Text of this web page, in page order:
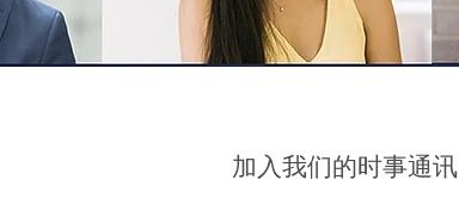
加入我们的时事通讯